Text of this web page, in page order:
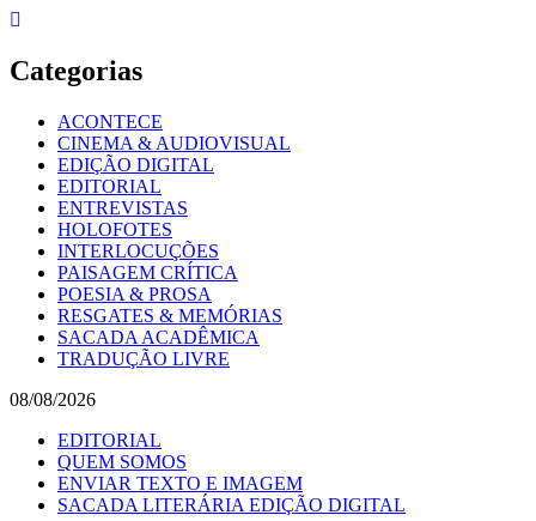
Skip
content
Categorias
ACONTECE
CINEMA & AUDIOVISUAL
EDIÇÃO DIGITAL
EDITORIAL
ENTREVISTAS
HOLOFOTES
INTERLOCUÇÕES
PAISAGEM CRÍTICA
POESIA & PROSA
RESGATES & MEMÓRIAS
SACADA ACADÊMICA
TRADUÇÃO LIVRE
08/08/2026
EDITORIAL
QUEM SOMOS
ENVIAR TEXTO E IMAGEM
SACADA LITERÁRIA EDIÇÃO DIGITAL